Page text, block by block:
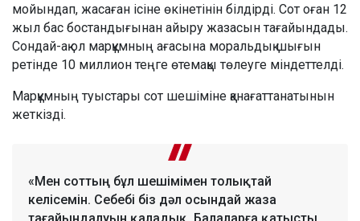
мойындап, жасаған ісіне өкінетінін білдірді. Сот оған 12
жыл бас бостандығынан айыру жазасын тағайындады.
Сондай-ақ ол марқұмның ағасына моральдық шығын
ретінде 10 миллион теңге өтемақы төлеуге міндеттелді.
Марқұмның туыстары сот шешіміне қанағаттанатынын
жеткізді.
«Мен соттың бұл шешімімен толықтай
келісемін. Себебі біз дәл осындай жаза